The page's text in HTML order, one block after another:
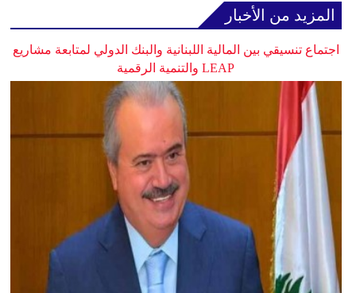
المزيد من الأخبار
اجتماع تنسيقي بين المالية اللبنانية والبنك الدولي لمتابعة مشاريع
LEAP والتنمية الرقمية